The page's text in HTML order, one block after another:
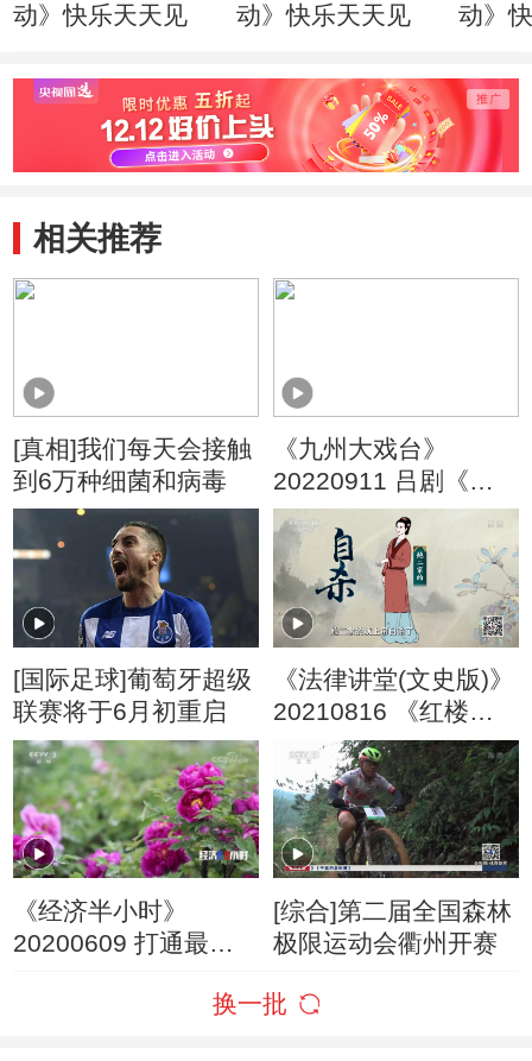
动》快乐天天见
动》快乐天天见
动》
相关推荐
[真相]我们每天会接触
到6万种细菌和病毒
《九州大戏台》
20220911 吕剧《马
耀南》
[国际足球]葡萄牙超级
联赛将于6月初重启
《法律讲堂(文史版)》
20210816 《红楼
梦》中的法文化·贾琏
的风流债（上）
《经济半小时》
20200609 打通最后
[综合]第二届全国森林
极限运动会衢州开赛
换一批